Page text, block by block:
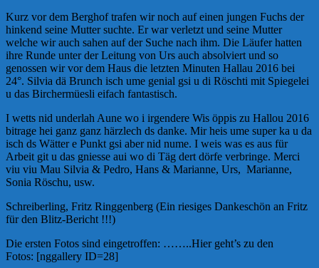
Kurz vor dem Berghof trafen wir noch auf einen jungen Fuchs der
hinkend seine Mutter suchte. Er war verletzt und seine Mutter
welche wir auch sahen auf der Suche nach ihm. Die Läufer hatten
ihre Runde unter der Leitung von Urs auch absolviert und so
genossen wir vor dem Haus die letzten Minuten Hallau 2016 bei
24°. Silvia dä Brunch isch ume genial gsi u di Röschti mit Spiegelei
u das Birchermüesli eifach fantastisch.
I wetts nid underlah Aune wo i irgendere Wis öppis zu Hallou 2016
bitrage hei ganz ganz härzlech ds danke. Mir heis ume super ka u da
isch ds Wätter e Punkt gsi aber nid nume. I weis was es aus für
Arbeit git u das gniesse aui wo di Täg dert dörfe verbringe. Merci
viu viu Mau Silvia & Pedro, Hans & Marianne, Urs, Marianne,
Sonia Röschu, usw.
Schreiberling, Fritz Ringgenberg (Ein riesiges Dankeschön an Fritz
für den Blitz-Bericht !!!)
Die ersten Fotos sind eingetroffen: ……..Hier geht’s zu den
Fotos: [nggallery ID=28]